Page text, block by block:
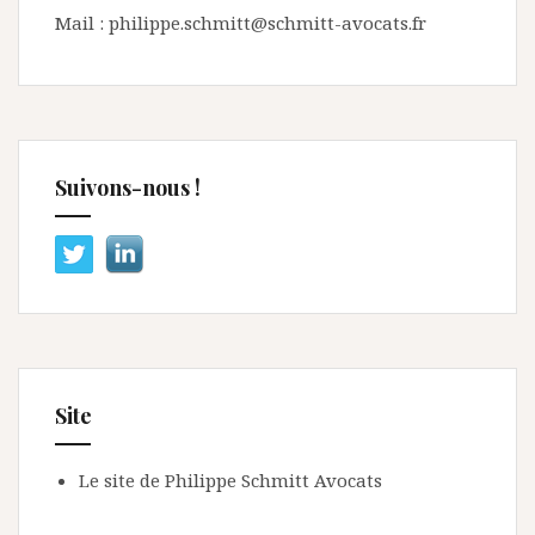
Mail : philippe.schmitt@schmitt-avocats.fr
Suivons-nous !
Site
Le site de Philippe Schmitt Avocats